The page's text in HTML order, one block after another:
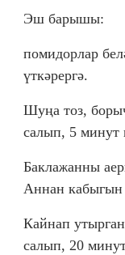
Эш барышы:
помидорлар
үткәрергә.
Шуңа тоз,
салып, 5 минут
Баклажанны
Аннан кабыгын
Кайнап
салып, 20